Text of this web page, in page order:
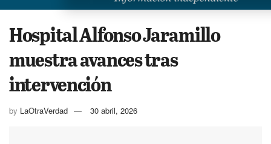
Hospital Alfonso Jaramillo
muestra avances tras
intervención
by LaOtraVerdad 30 abril, 2026